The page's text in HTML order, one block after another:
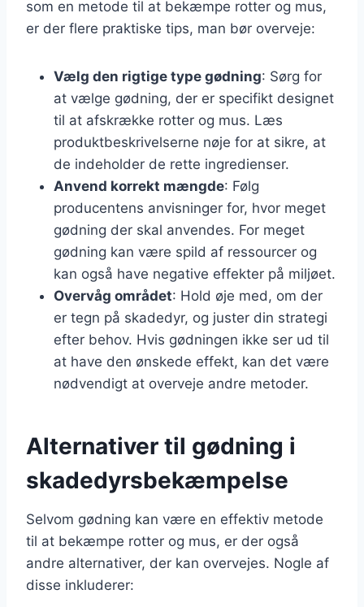
som en metode til at bekæmpe rotter og mus,
er der flere praktiske tips, man bør overveje:
Vælg den rigtige type gødning: Sørg for
at vælge gødning, der er specifikt designet
til at afskrække rotter og mus. Læs
produktbeskrivelserne nøje for at sikre, at
de indeholder de rette ingredienser.
Anvend korrekt mængde: Følg
producentens anvisninger for, hvor meget
gødning der skal anvendes. For meget
gødning kan være spild af ressourcer og
kan også have negative effekter på miljøet.
Overvåg området: Hold øje med, om der
er tegn på skadedyr, og juster din strategi
efter behov. Hvis gødningen ikke ser ud til
at have den ønskede effekt, kan det være
nødvendigt at overveje andre metoder.
Alternativer til gødning i
skadedyrsbekæmpelse
Selvom gødning kan være en effektiv metode
til at bekæmpe rotter og mus, er der også
andre alternativer, der kan overvejes. Nogle af
disse inkluderer: